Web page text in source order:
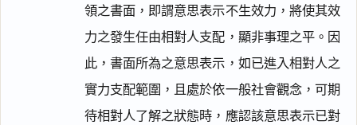
領之書面，即謂意思表示不生效力，將使其效
力之發生任由相對人支配，顯非事理之平。因
此，書面所為之意思表示，如已進入相對人之
實力支配範圍，且處於依一般社會觀念，可期
待相對人了解之狀態時，應認該意思表示已對